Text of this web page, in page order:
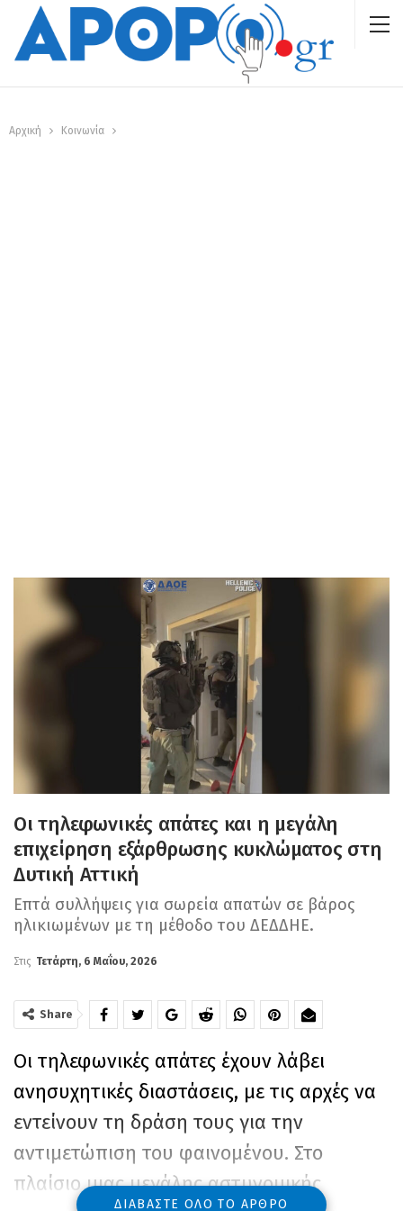
Αρχική Κοινωνία
Οι τηλεφωνικές απάτες και η μεγάλη
επιχείρηση εξάρθρωσης κυκλώματος στη
Δυτική Αττική
Επτά συλλήψεις για σωρεία απατών σε βάρος
ηλικιωμένων με τη μέθοδο του ΔΕΔΔΗΕ.
Στις Τετάρτη, 6 Μαΐου, 2026
Share
Οι τηλεφωνικές απάτες έχουν λάβει
ανησυχητικές διαστάσεις, με τις αρχές να
εντείνουν τη δράση τους για την
αντιμετώπιση του φαινομένου. Στο
πλαίσιο μιας μεγάλης αστυνομικής
ΔΙΑΒΆΣΤΕ ΌΛΟ ΤΟ ΆΡΘΡΟ